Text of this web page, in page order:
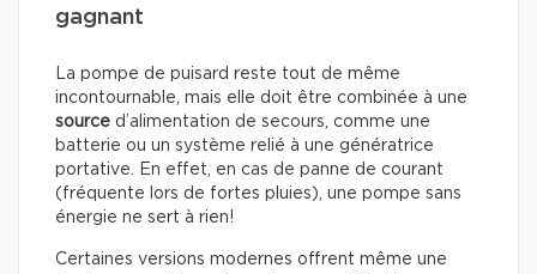
gagnant
La pompe de puisard reste tout de même
incontournable, mais elle doit être combinée à une
source d’alimentation de secours, comme une
batterie ou un système relié à une génératrice
portative. En effet, en cas de panne de courant
(fréquente lors de fortes pluies), une pompe sans
énergie ne sert à rien!
Certaines versions modernes offrent même une